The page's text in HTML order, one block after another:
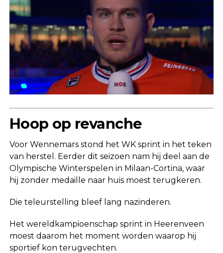
Hoop op revanche
Voor Wennemars stond het WK sprint in het teken
van herstel. Eerder dit seizoen nam hij deel aan de
Olympische Winterspelen in Milaan-Cortina, waar
hij zonder medaille naar huis moest terugkeren.
Die teleurstelling bleef lang nazinderen.
Het wereldkampioenschap sprint in Heerenveen
moest daarom het moment worden waarop hij
sportief kon terugvechten.